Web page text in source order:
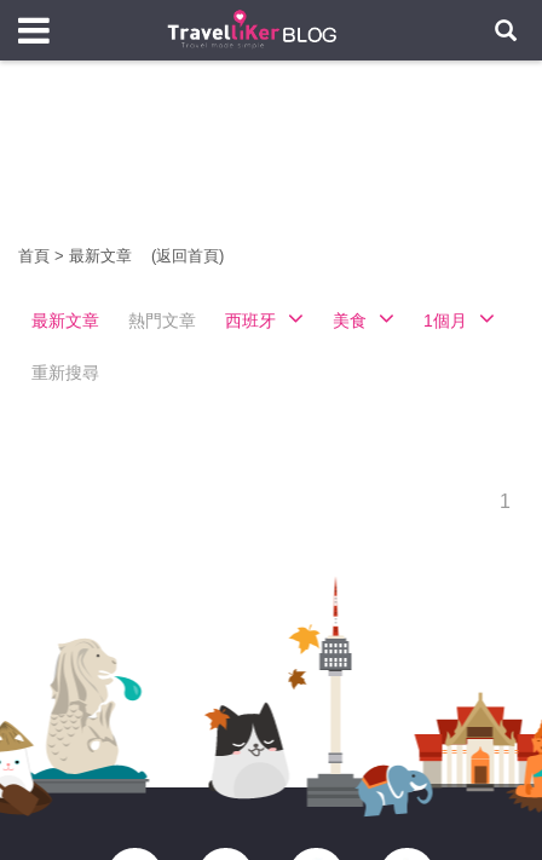
首頁 > 最新文章 (返回首頁)
最新文章 熱門文章 西班牙 美食 1個月
重新搜尋
1